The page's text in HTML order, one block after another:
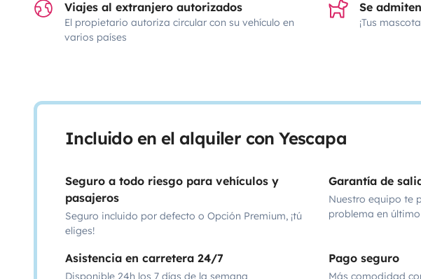
Viajes al extranjero autorizados
El propietario autoriza circular con su vehículo en
varios países
Se
¡Tus
Incluido en el alquiler con Yescapa
Seguro a todo riesgo para vehículos y
pasajeros
Seguro incluido por defecto o Opción Premium, ¡tú
eliges!
Garantía de
Nuestro equipo te
problema en
Asistencia en carretera 24/7
Disponible 24h los 7 días de la semana
Pago seguro
Más comodidad